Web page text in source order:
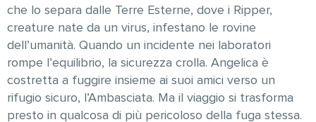
che lo separa dalle Terre Esterne, dove i Ripper,
creature nate da un virus, infestano le rovine
dell’umanità. Quando un incidente nei laboratori
rompe l’equilibrio, la sicurezza crolla. Angelica è
costretta a fuggire insieme ai suoi amici verso un
rifugio sicuro, l’Ambasciata. Ma il viaggio si trasforma
presto in qualcosa di più pericoloso della fuga stessa.